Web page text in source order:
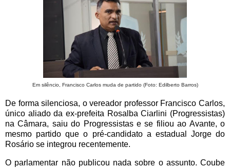
Em silêncio, Francisco Carlos muda de partido (Foto: Edilberto Barros)
De forma silenciosa, o vereador professor Francisco Carlos,
único aliado da ex-prefeita Rosalba Ciarlini (Progressistas)
na Câmara, saiu do Progressistas e se filiou ao Avante, o
mesmo partido que o pré-candidato a estadual Jorge do
Rosário se integrou recentemente.
O parlamentar não publicou nada sobre o assunto. Coube